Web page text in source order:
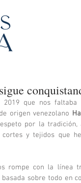
que nos faltaba
origen venezolano
por la tradición,
y tejidos que
rompe con la línea
sobre todo en